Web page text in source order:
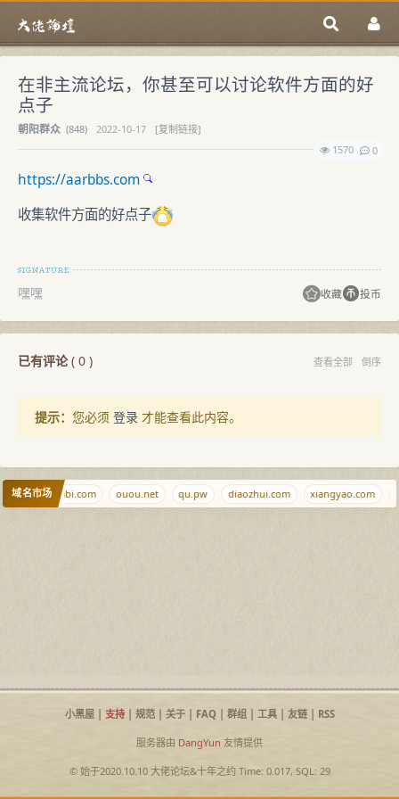
在非主流论坛，你甚至可以讨论软件方面的好
点子
朝阳群众 (848) 2022-10-17
[复制链接]
1570
0
https://aarbbs.com
收集软件方面的好点子
嘿嘿 收藏 投币
已有评论( 0 ) 查看全部 倒序
提示： 您必须 登录 才能查看此内容。
域名市场aishabi.com ouou.net qu.pw diaozhui.com xiangyao.com
小黑屋| 支持| 规范| 关于| FAQ| 群组| 工具| 友链| RSS
服务器由 DangYun 友情提供
© 始于2020.10.10 大佬论坛&十年之约Time: 0.017, SQL: 29